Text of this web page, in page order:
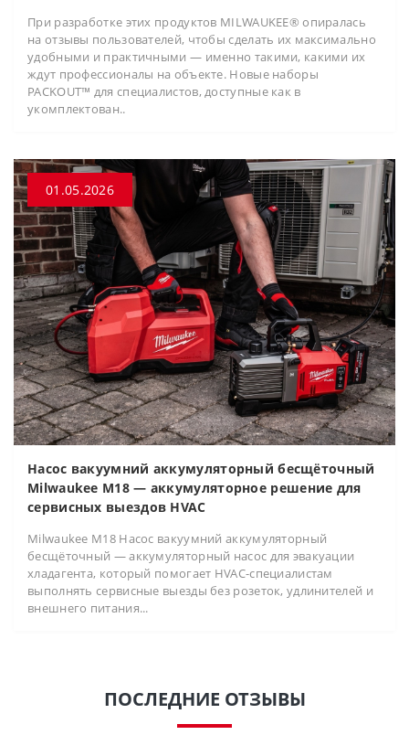
При разработке этих продуктов MILWAUKEE® опиралась
на отзывы пользователей, чтобы сделать их максимально
удобными и практичными — именно такими, какими их
ждут профессионалы на объекте. Новые наборы
PACKOUT™ для специалистов, доступные как в
укомплектован..
01.05.2026
Насос вакуумний аккумуляторный бесщёточный
Milwaukee M18 — аккумуляторное решение для
сервисных выездов HVAC
Milwaukee M18 Насос вакуумний аккумуляторный
бесщёточный — аккумуляторный насос для эвакуации
хладагента, который помогает HVAC-специалистам
выполнять сервисные выезды без розеток, удлинителей и
внешнего питания...
ПОСЛЕДНИЕ ОТЗЫВЫ